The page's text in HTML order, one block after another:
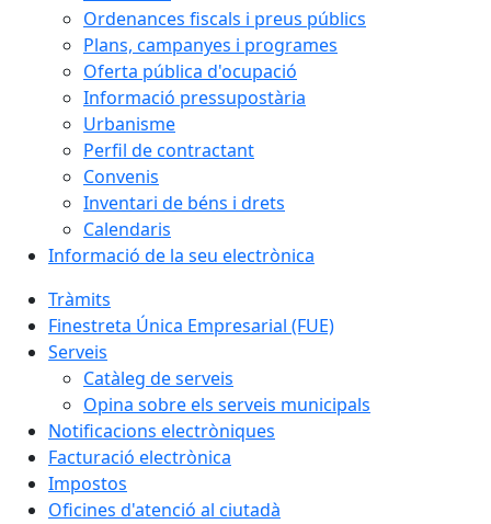
Ordenances fiscals i preus públics
Plans, campanyes i programes
Oferta pública d'ocupació
Informació pressupostària
Urbanisme
Perfil de contractant
Convenis
Inventari de béns i drets
Calendaris
Informació de la seu electrònica
Tràmits
Finestreta Única Empresarial (FUE)
Serveis
Catàleg de serveis
Opina sobre els serveis municipals
Notificacions electròniques
Facturació electrònica
Impostos
Oficines d'atenció al ciutadà